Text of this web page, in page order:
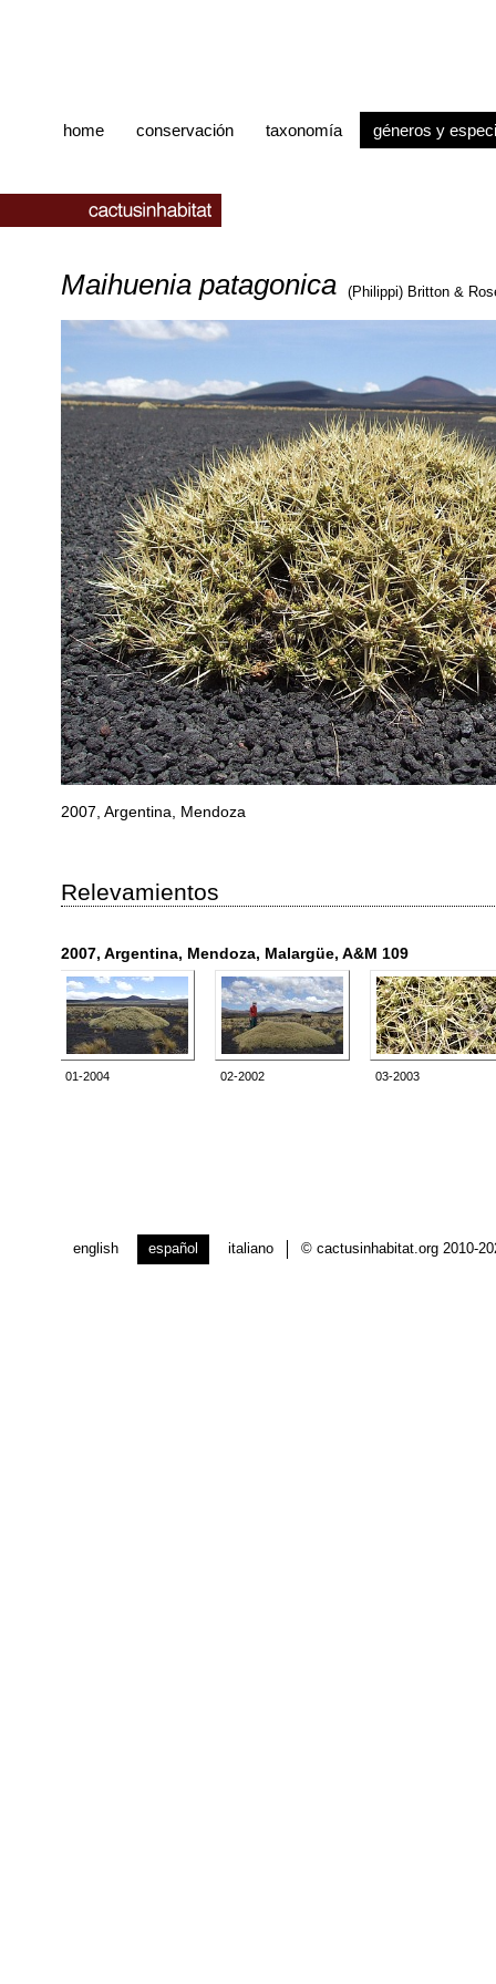
home conservación taxonomía géneros y
Maihuenia patagonica (Philippi) Britton &
2007, Argentina, Mendoza
Relevamientos
2007, Argentina, Mendoza, Malargüe, A&M 109
01-2004 02-2002 03-2003
english español italiano © cactusinhabitat.org 2010-